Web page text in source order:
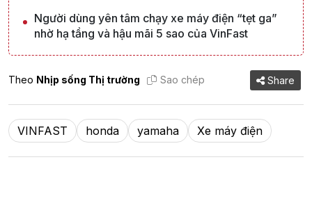
Người dùng yên tâm chạy xe máy điện “tẹt ga”
nhờ hạ tầng và hậu mãi 5 sao của VinFast
Theo Nhịp sống Thị trường Sao chép Share
VINFAST honda yamaha Xe máy điện